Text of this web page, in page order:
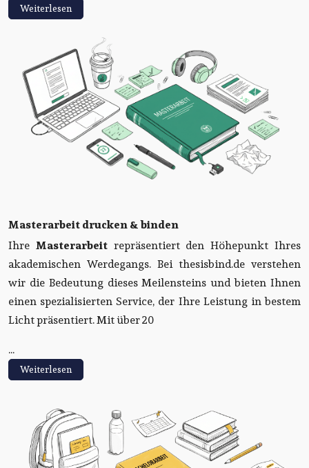
Weiterlesen
Masterarbeit drucken & binden
Ihre Masterarbeitrepräsentiert den Höhepunkt Ihres
akademischen Werdegangs. Bei thesisbind.de verstehen
wir die Bedeutung dieses Meilensteins und bieten Ihnen
einen spezialisierten Service, der Ihre Leistung in bestem
Licht präsentiert. Mit über 20
...
Weiterlesen